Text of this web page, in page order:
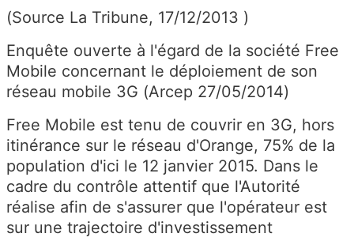
(Source La Tribune, 17/12/2013 )
Enquête ouverte à l'égard de la société Free
Mobile concernant le déploiement de son
réseau mobile 3G (Arcep 27/05/2014)
Free Mobile est tenu de couvrir en 3G, hors
itinérance sur le réseau d'Orange, 75% de la
population d'ici le 12 janvier 2015. Dans le
cadre du contrôle attentif que l'Autorité
réalise afin de s'assurer que l'opérateur est
sur une trajectoire d'investissement